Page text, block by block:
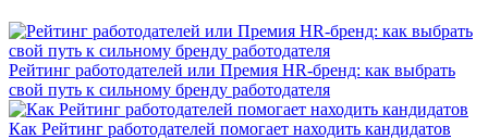
Рейтинг работодателей или Премия HR-бренд: как выбрать
свой путь к сильному бренду работодателя
Как Рейтинг работодателей помогает находить кандидатов